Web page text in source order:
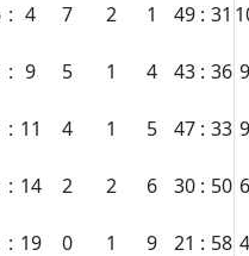
: 4 7 2 1 49 : 31
: 9 5 1 4 43 : 36
: 11 4 1 5 47 : 33
: 14 2 2 6 30 : 50
: 19 0 1 9 21 : 58